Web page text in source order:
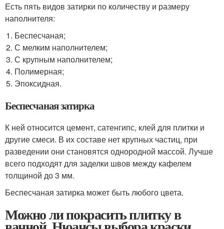
Есть пять видов затирки по количеству и размеру
наполнителя:
Беспесчаная;
С мелким наполнителем;
С крупным наполнителем;
Полимерная;
Эпоксидная.
Беспесчаная затирка
К ней относится цемент, сатенгипс, клей для плитки и
другие смеси. В их составе нет крупных частиц, при
разведении они становятся однородной массой. Лучше
всего подходят для заделки швов между кафелем
толщиной до 3 мм.
Беспесчаная затирка может быть любого цвета.
Можно ли покрасить плитку в